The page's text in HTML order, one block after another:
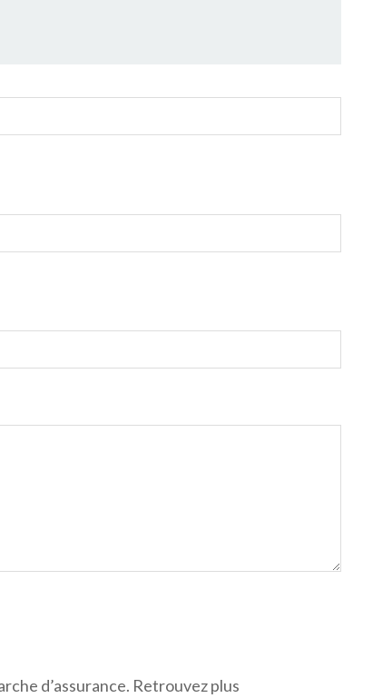
d’assurance. Retrouvez plus